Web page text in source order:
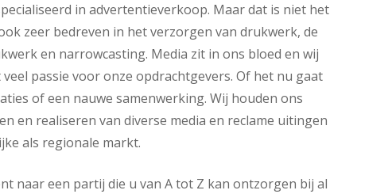
in advertentieverkoop. Maar dat is niet het
zeer bedreven in het verzorgen van drukwerk, de
en narrowcasting. Media zit in ons bloed en wij
passie voor onze opdrachtgevers. Of het nu gaat
of een nauwe samenwerking. Wij houden ons
en realiseren van diverse media en reclame uitingen
als regionale markt.
naar een partij die u van A tot Z kan ontzorgen bij al